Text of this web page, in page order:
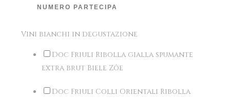
Vini bianchi in degustazione
Doc Friuli Ribolla gialla spumante
extra brut Biele Zôe
Doc Friuli Colli Orientali Ribolla